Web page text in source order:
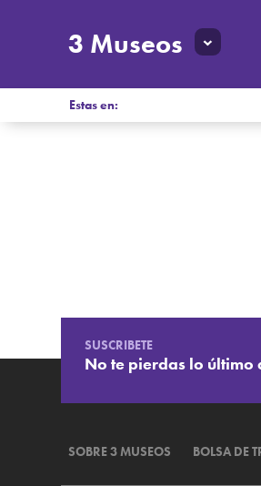
3 Museos
Estas en:
SUSCRIBETE
No te pierdas lo último
SOBRE 3 MUSEOS BOLSA DE